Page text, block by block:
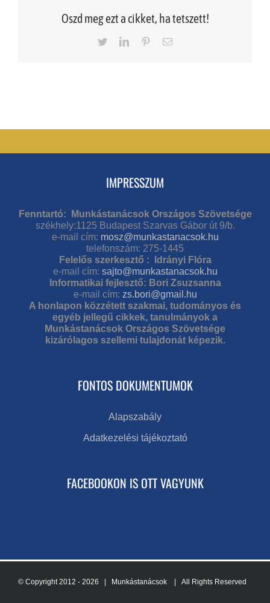
Oszd meg ezt a cikket, ha tetszett!
TwitterLinkedInPinterestEmail
IMPRESSZUM
Fenntartó: Munkástanácsok Országos Szövetsége
székhely:1125 Budapest Szarvas Gábor út 9/b.
e-mail cím: mosz@munkastanacsok.hu
telefonszám: 275-1445
Felelős szerkesztő : Idrányi Flóra
e-mail cím: sajto@munkastanacsok.hu
Informatikai fejlesztő: Bori Zsuzsanna
e-mail cím: zs.bori@gmail.hu
A honlapon közzétett szakmai, tudományos és
egyéb jellegű cikkek, tanulmányok a
Munkástanácsok Országos Szövetsége
kizárólagos szellemi tulajdonát képezik.
FONTOS DOKUMENTUMOK
Alapszabály
Adatkezelési tájékoztató
FACEBOOKON IS OTT VAGYUNK
© Copyright 2012 - 2026 | Munkástanácsok | All Rights Reserved